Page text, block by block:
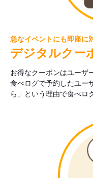
急なイベントにも即座に
デジタルクー
お得なクーポンはユーザ
食べログで予約したユー
ら」という理由で食べロ